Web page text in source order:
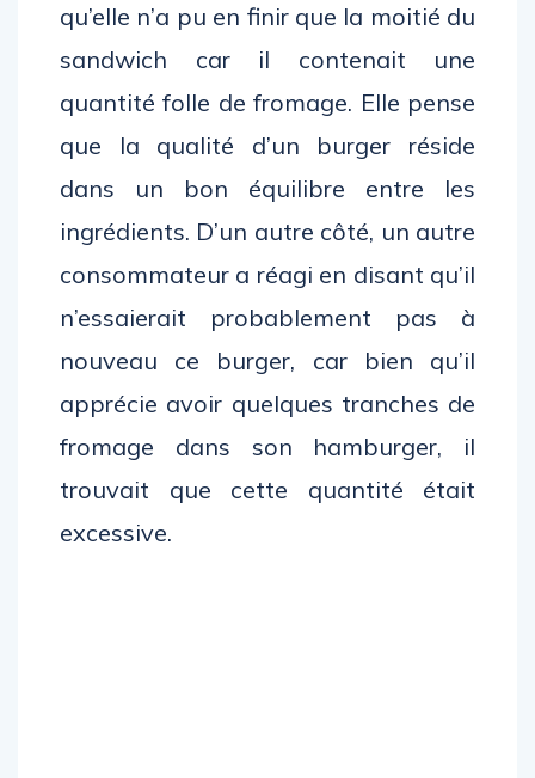
qu’elle n’a pu en finir que la moitié du
sandwich car il contenait une
quantité folle de fromage. Elle pense
que la qualité d’un burger réside
dans un bon équilibre entre les
ingrédients. D’un autre côté, un autre
consommateur a réagi en disant qu’il
n’essaierait probablement pas à
nouveau ce burger, car bien qu’il
apprécie avoir quelques tranches de
fromage dans son hamburger, il
trouvait que cette quantité était
excessive.